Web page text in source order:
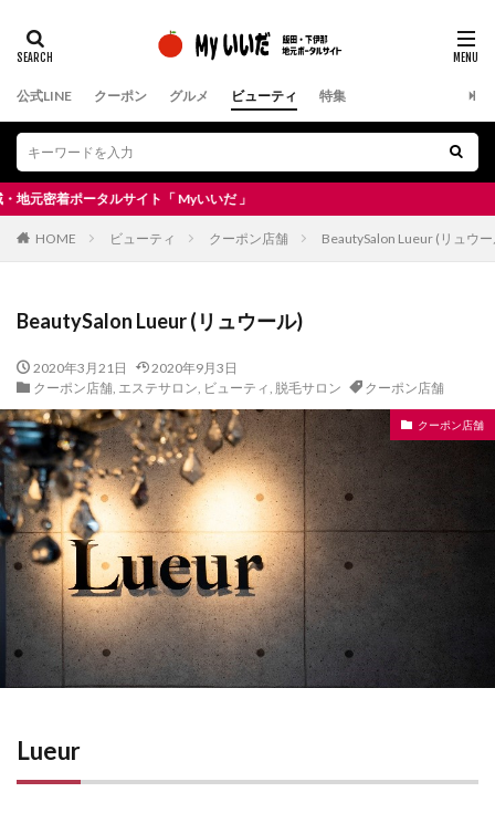
公式LINE クーポン グルメ ビューティ 特集
ータルサイト「 Myいいだ 」
HOME ビューティ クーポン店舗 BeautySalon Lueur (リュウ
BeautySalon Lueur (リュウール)
2020年3月21日
2020年9月3日
クーポン店舗, エステサロン, ビューティ, 脱毛サロン クーポン店舗
クーポン店舗
Lueur